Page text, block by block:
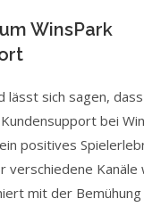
WinsPark
lässt sich sagen,
bei
positives
verschiedene Kanäle
mit der